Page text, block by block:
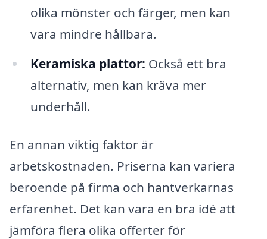
olika mönster och färger, men kan
vara mindre hållbara.
Keramiska plattor: Också ett bra
alternativ, men kan kräva mer
underhåll.
En annan viktig faktor är
arbetskostnaden. Priserna kan variera
beroende på firma och hantverkarnas
erfarenhet. Det kan vara en bra idé att
jämföra flera olika offerter för